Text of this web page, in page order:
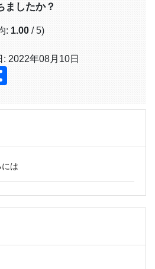
ましたか？
: 1.00 / 5)
: 2022年08月10日
は